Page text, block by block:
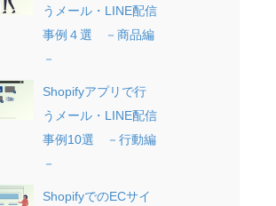
うメール・LINE配信
事例４選 －商品編
－
Shopifyアプリで行
うメール・LINE配信
事例10選 －行動編
－
ShopifyでのECサイ